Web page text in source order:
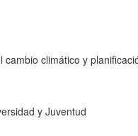
climático y
y Juventud